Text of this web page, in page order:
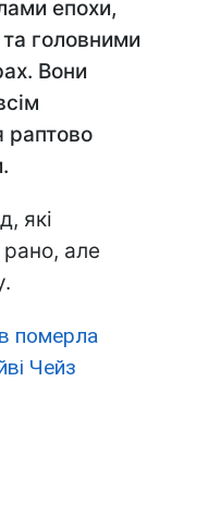
епохи,
головними
Вони
раптово
які
але
померла
Чейз